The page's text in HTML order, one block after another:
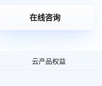
在线咨询
云产品权益